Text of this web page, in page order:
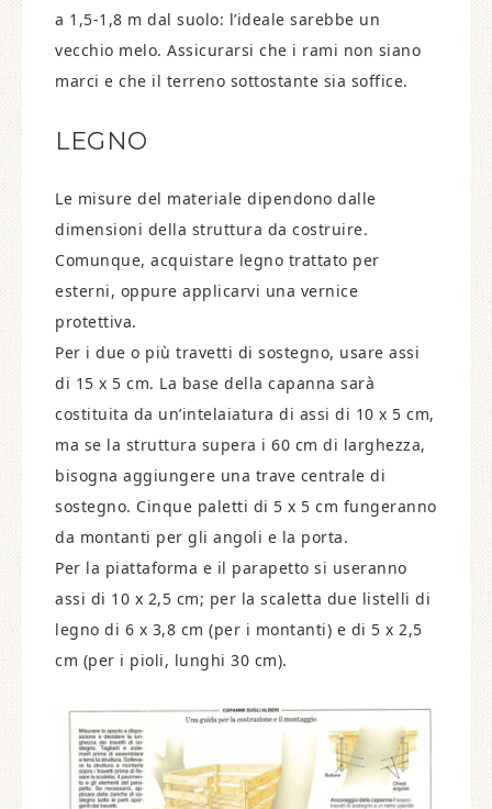
a 1,5-1,8 m dal suolo: l’ideale sarebbe un
vecchio melo. Assicurarsi che i rami non siano
marci e che il terreno sottostante sia soffice.
LEGNO
Le misure del materiale dipendono dalle
dimensioni della struttura da costruire.
Comunque, acquistare legno trattato per
esterni, oppure applicarvi una vernice
protettiva.
Per i due o più travetti di sostegno, usare assi
di 15 x 5 cm. La base della capanna sarà
costituita da un’intelaiatura di assi di 10 x 5 cm,
ma se la struttura supera i 60 cm di larghezza,
bisogna aggiungere una trave centrale di
sostegno. Cinque paletti di 5 x 5 cm fungeranno
da montanti per gli angoli e la porta.
Per la piattaforma e il parapetto si useranno
assi di 10 x 2,5 cm; per la scaletta due listelli di
legno di 6 x 3,8 cm (per i montanti) e di 5 x 2,5
cm (per i pioli, lunghi 30 cm).